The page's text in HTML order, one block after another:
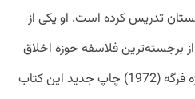
تدریس کرده است. او یکی از
از برجسته‌ترین فلاسفه حوزه اخلاق
کاربردی در جهان است. آثار پروژه فرگه (1972) چاپ جدید این کتاب